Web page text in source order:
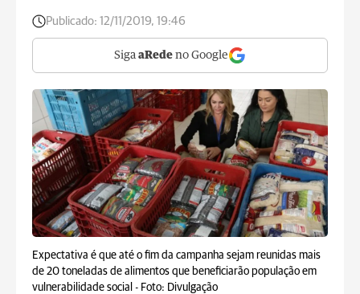
Publicado: 12/11/2019, 19:46
Siga aRede no Google
Expectativa é que até o fim da campanha sejam reunidas mais
de 20 toneladas de alimentos que beneficiarão população em
vulnerabilidade social - Foto: Divulgação